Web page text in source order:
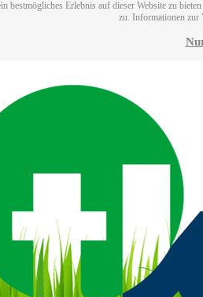
bestmögliches Erlebnis auf dieser Website zu
zu. Informationen zur